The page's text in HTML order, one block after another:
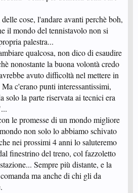
cose, l'andare avanti perchè boh,
il mondo del tennistavolo non si
palestra...
qualcosa, non dico di esaudire
nonostante la buona volontà credo
avuto difficoltà nel mettere in
c'erano punti interessantissimi,
solo la parte riservata ai tecnici era
le promesse di un mondo migliore
non solo lo abbiamo schivato
nei prossimi 4 anni lo saluteremo
finestrino del treno, col fazzoletto
Sempre più distante, e la
ma anche di chi gli da